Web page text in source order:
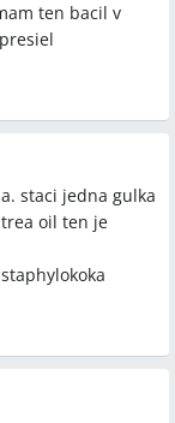
ten bacil v
staci jedna gulka
oil ten je